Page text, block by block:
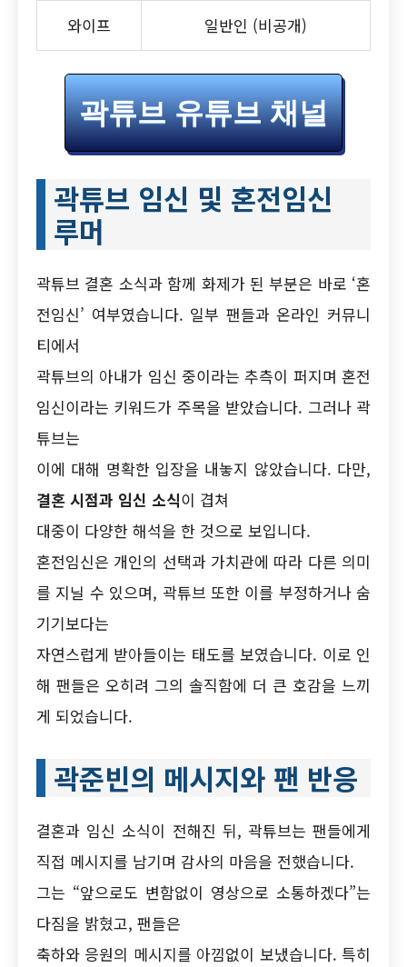
와이프 일반인 (비공개)
곽튜브 유튜브 채널
곽튜브 임신 및 혼전임신
루머
곽튜브 결혼 소식과 함께 화제가 된 부분은 바로 ‘혼
전임신’ 여부였습니다. 일부 팬들과 온라인 커뮤니
티에서
곽튜브의 아내가 임신 중이라는 추측이 퍼지며 혼전
임신이라는 키워드가 주목을 받았습니다. 그러나 곽
튜브는
이에 대해 명확한 입장을 내놓지 않았습니다. 다만,
결혼 시점과 임신 소식이 겹쳐
대중이 다양한 해석을 한 것으로 보입니다.
혼전임신은 개인의 선택과 가치관에 따라 다른 의미
를 지닐 수 있으며, 곽튜브 또한 이를 부정하거나 숨
기기보다는
자연스럽게 받아들이는 태도를 보였습니다. 이로 인
해 팬들은 오히려 그의 솔직함에 더 큰 호감을 느끼
게 되었습니다.
곽준빈의 메시지와 팬 반응
결혼과 임신 소식이 전해진 뒤, 곽튜브는 팬들에게
직접 메시지를 남기며 감사의 마음을 전했습니다.
그는 “앞으로도 변함없이 영상으로 소통하겠다”는
다짐을 밝혔고, 팬들은
축하와 응원의 메시지를 아낌없이 보냈습니다. 특히